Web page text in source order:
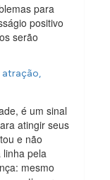
para
positivo
serão
atração,
é um sinal
atingir seus
e não
pela
mesmo